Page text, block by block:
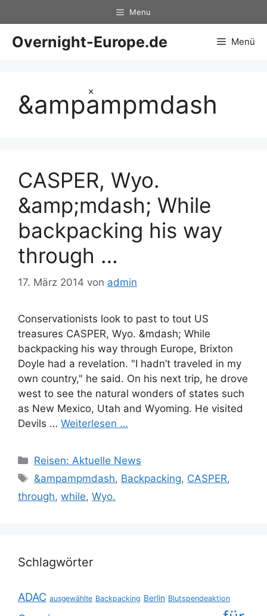
×
Inhalt
springen
Menu
Overnight-Europe.de Menü
&ampampmdash
CASPER, Wyo.
&amp;mdash; While
backpacking his way
through …
17. März 2014 von admin
Conservationists look to past to tout US
treasures CASPER, Wyo. &mdash; While
backpacking his way through Europe, Brixton
Doyle had a revelation. "I hadn’t traveled in my
own country," he said. On his next trip, he drove
west to see the natural wonders of states such
as New Mexico, Utah and Wyoming. He visited
Devils … Weiterlesen …
Kategorien
Reisen: Aktuelle News
Schlagwörter
&ampampmdash, Backpacking, CASPER,
through, while, Wyo.
Schlagwörter
ADAC ausgewählte Backpacking Berlin Blutspendeaktion